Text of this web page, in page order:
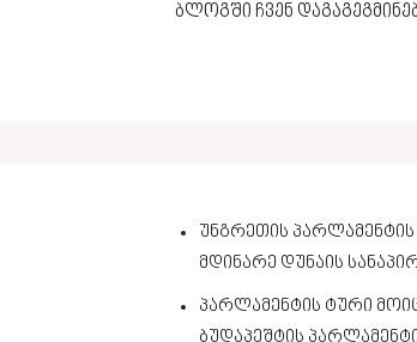
ბლოგში ჩვენ
უნგრეთის
მდინარე დუნაის
პარლამენტის ტური
ბუდაპეშტის